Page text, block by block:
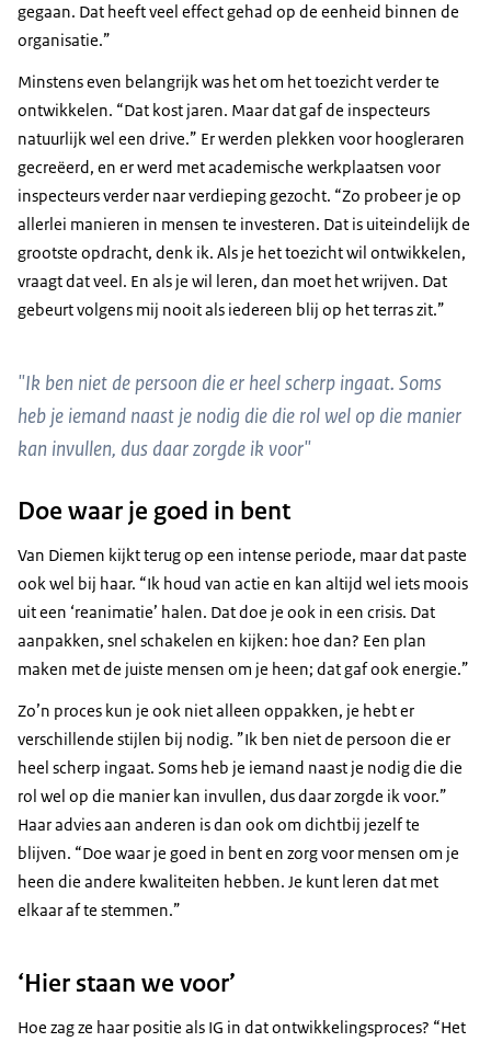
gegaan. Dat heeft veel effect gehad op de eenheid binnen de
organisatie.”
Minstens even belangrijk was het om het toezicht verder te
ontwikkelen. “Dat kost jaren. Maar dat gaf de inspecteurs
natuurlijk wel een drive.” Er werden plekken voor hoogleraren
gecreëerd, en er werd met academische werkplaatsen voor
inspecteurs verder naar verdieping gezocht. “Zo probeer je op
allerlei manieren in mensen te investeren. Dat is uiteindelijk de
grootste opdracht, denk ik. Als je het toezicht wil ontwikkelen,
vraagt dat veel. En als je wil leren, dan moet het wrijven. Dat
gebeurt volgens mij nooit als iedereen blij op het terras zit.”
"Ik ben niet de persoon die er heel scherp ingaat. Soms
heb je iemand naast je nodig die die rol wel op die manier
kan invullen, dus daar zorgde ik voor"
Doe waar je goed in bent
Van Diemen kijkt terug op een intense periode, maar dat paste
ook wel bij haar. “Ik houd van actie en kan altijd wel iets moois
uit een ‘reanimatie’ halen. Dat doe je ook in een crisis. Dat
aanpakken, snel schakelen en kijken: hoe dan? Een plan
maken met de juiste mensen om je heen; dat gaf ook energie.”
Zo’n proces kun je ook niet alleen oppakken, je hebt er
verschillende stijlen bij nodig. ”Ik ben niet de persoon die er
heel scherp ingaat. Soms heb je iemand naast je nodig die die
rol wel op die manier kan invullen, dus daar zorgde ik voor.”
Haar advies aan anderen is dan ook om dichtbij jezelf te
blijven. “Doe waar je goed in bent en zorg voor mensen om je
heen die andere kwaliteiten hebben. Je kunt leren dat met
elkaar af te stemmen.”
‘Hier staan we voor’
Hoe zag ze haar positie als IG in dat ontwikkelingsproces? “Het